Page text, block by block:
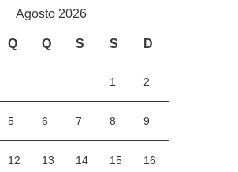
Agosto 2026
Q Q S S D
1 2
5 6 7 8 9
12 13 14 15 16